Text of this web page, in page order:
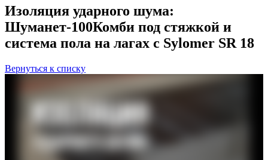
Изоляция ударного шума:
Шуманет-100Комби под стяжкой и
система пола на лагах с Sylomer SR 18
Вернуться к списку